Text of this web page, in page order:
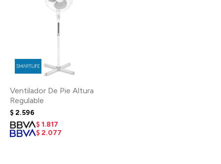
Ventilador De Pie Altura
Regulable
$ 2.596
$ 1.817
$ 2.077